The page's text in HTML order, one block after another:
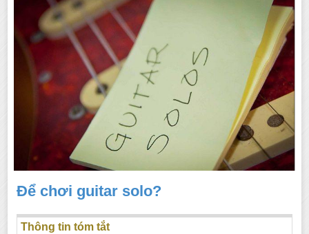
Để chơi guitar solo?
Thông tin tóm tắt